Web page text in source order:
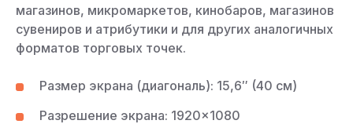
магазинов, микромаркетов, кинобаров, магазинов
сувениров и атрибутики и для других аналогичных
форматов торговых точек.
Размер экрана (диагональ): 15,6″ (40 см)
Разрешение экрана: 1920×1080